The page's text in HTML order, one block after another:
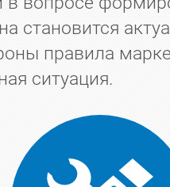
становится
правила
ситуация.